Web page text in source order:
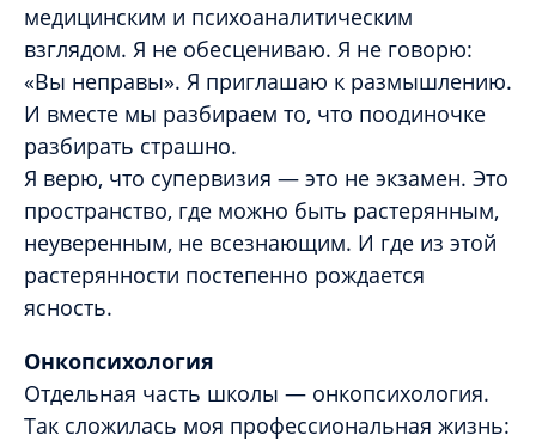
медицинским и психоаналитическим
взглядом. Я не обесцениваю. Я не говорю:
«Вы неправы». Я приглашаю к размышлению.
И вместе мы разбираем то, что поодиночке
разбирать страшно.
Я верю, что супервизия — это не экзамен. Это
пространство, где можно быть растерянным,
неуверенным, не всезнающим. И где из этой
растерянности постепенно рождается
ясность.
Онкопсихология
Отдельная часть школы — онкопсихология.
Так сложилась моя профессиональная жизнь: